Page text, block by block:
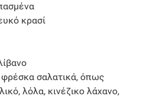
κρασί
φρέσκα σαλατικά, όπως
λόλα, κινέζικο λάχανο,